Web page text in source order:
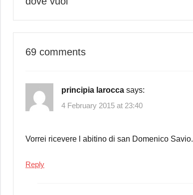
69 comments
principia larocca says:
4 February 2015 at 23:40
Vorrei ricevere l abitino di san Domenico Savio.
Reply